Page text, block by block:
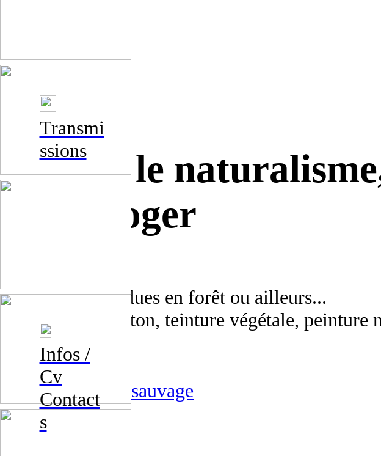
Transmi
ssions
Infos /
Cv
Contact
s
Quitter le
Olga Roger
Tentures suspendues en forêt ou ailleurs...
2024, drap de coton, teinture végétale,
︎︎︎ le proche et le sauvage